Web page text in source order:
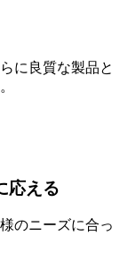
に良質な製品と
応える
のニーズに合っ